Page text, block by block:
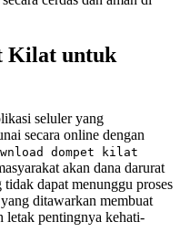
Kilat untuk
seluler yang
secara online dengan
dompet kilat
akan dana darurat
dapat menunggu proses
ditawarkan membuat
letak pentingnya kehati-